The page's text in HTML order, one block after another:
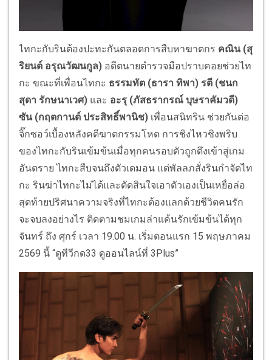
ไทกะกับรินต้องปะทะกันตลอดการสืบหาฆาตกร คณิน (สุ
ริยนต์ อรุณวัฒนกูล) อดีตนายตำรวจมือปราบคอยช่วยไท
กะ ขณะที่เพื่อนไทกะ ธรรมทัต (ธารา ทิพา) รตี (ชนก
สุดา รักษนาเวศ) และ อะรุ (ภัสธรากรณ์ บุษราคัมวดี)
ซัน (กฤตกานต์ ประสิทธิ์พานิช) เพื่อนสนิทริน ช่วยกันต่อ
จิ๊กซอว์เบื้องหลังคดีฆาตกรรมโหด การชิงไหวชิงพริบ
ของไทกะกับรินเข้มข้นเมื่อทุกคนรอบตัวถูกดึงเข้าสู่เกม
อันตราย ไทกะสืบจนถึงตัวเดมอน แต่พัลลภสั่งรินกำจัดไท
กะ รินฆ่าไทกะไม่ได้และตัดสินใจเอาตัวเองเป็นเหยื่อล่อ
สุดท้ายปริศนาความจริงที่ไทกะต้องแลกด้วยชีวิตคนรัก
จะจบลงอย่างไร ติดตามชมเกมล่าแค้นรักเข้มข้นได้ทุก
จันทร์ ถึง ศุกร์ เวลา 19.00 น. เริ่มตอนแรก 15 พฤษภาคม
2569 นี้ “ดูทีวีกด33 ดูออนไลน์ที่ 3Plus”